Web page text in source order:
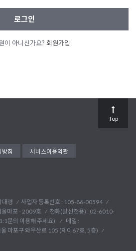
로그인
이 아니신가요? 회원가입
침 서비스이용약관
대령
사업자 등록번호 : 105-86-00594
마포 - 2009호
전화(발신전용) : 02-6010-
문의 이용해 주세요)
메일 :
울 마포구 와우산로 105 (제이67호, 5층)
Top